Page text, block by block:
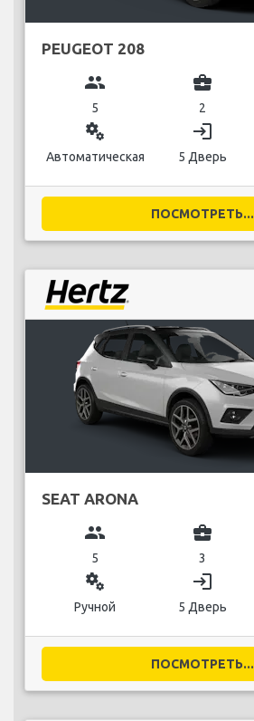
PEUGEOT 208
group
5
business_center
2
miscellaneous_services
Автоматическая
login
5 Дверь
ПОСМОТРЕТЬ...
SEAT ARONA
group
5
business_center
3
miscellaneous_services
Ручной
login
5 Дверь
ПОСМОТРЕТЬ...